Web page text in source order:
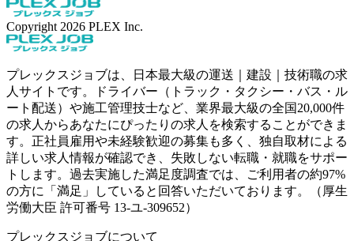
Copyright 2026 PLEX Inc.
プレックスジョブは、日本最大級の運送｜建設｜技術職の求
人サイトです。ドライバー（トラック・タクシー・バス・ル
ート配送）や施工管理技士など、業界最大級の全国20,000件
の求人からあなたにぴったりの求人を検索することができま
す。正社員雇用や未経験歓迎の募集も多く、独自取材による
詳しい求人情報が確認でき、失敗しない転職・就職をサポー
トします。過去実施した満足度調査では、ご利用者の約97%
の方に「満足」していると回答いただいております。（厚生
労働大臣 許可番号 13-ユ-309652）
プレックスジョブについて